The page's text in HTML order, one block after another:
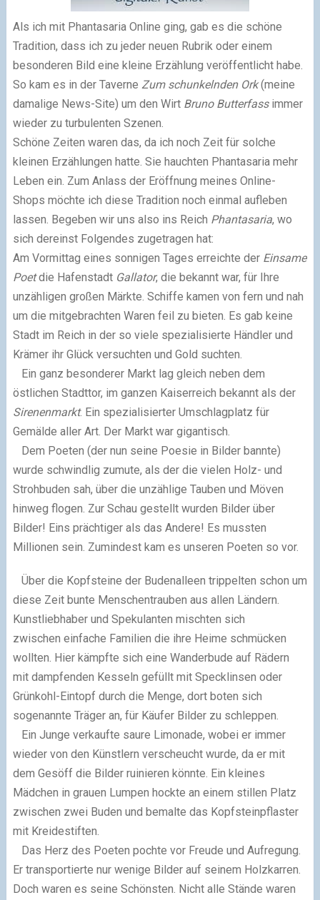
Als ich mit Phantasaria Online ging, gab es die schöne
Tradition, dass ich zu jeder neuen Rubrik oder einem
besonderen Bild eine kleine Erzählung veröffentlicht habe.
So kam es in der Taverne Zum schunkelnden Ork(meine
damalige News-Site) um den Wirt Bruno Butterfassimmer
wieder zu turbulenten Szenen.
Schöne Zeiten waren das, da ich noch Zeit für solche
kleinen Erzählungen hatte. Sie hauchten Phantasaria mehr
Leben ein. Zum Anlass der Eröffnung meines Online-
Shops möchte ich diese Tradition noch einmal aufleben
lassen. Begeben wir uns also ins Reich Phantasaria, wo
sich dereinst Folgendes zugetragen hat:
Am Vormittag eines sonnigen Tages erreichte der Einsame
Poetdie Hafenstadt Gallator, die bekannt war, für Ihre
unzähligen großen Märkte. Schiffe kamen von fern und nah
um die mitgebrachten Waren feil zu bieten. Es gab keine
Stadt im Reich in der so viele spezialisierte Händler und
Krämer ihr Glück versuchten und Gold suchten.
Ein ganz besonderer Markt lag gleich neben dem
östlichen Stadttor, im ganzen Kaiserreich bekannt als der
Sirenenmarkt. Ein spezialisierter Umschlagplatz für
Gemälde aller Art. Der Markt war gigantisch.
Dem Poeten (der nun seine Poesie in Bilder bannte)
wurde schwindlig zumute, als der die vielen Holz- und
Strohbuden sah, über die unzählige Tauben und Möven
hinweg flogen. Zur Schau gestellt wurden Bilder über
Bilder! Eins prächtiger als das Andere! Es mussten
Millionen sein. Zumindest kam es unseren Poeten so vor.
Über die Kopfsteine der Budenalleen trippelten schon um
diese Zeit bunte Menschentrauben aus allen Ländern.
Kunstliebhaber und Spekulanten mischten sich
zwischen einfache Familien die ihre Heime schmücken
wollten. Hier kämpfte sich eine Wanderbude auf Rädern
mit dampfenden Kesseln gefüllt mit Specklinsen oder
Grünkohl-Eintopf durch die Menge, dort boten sich
sogenannte Träger an, für Käufer Bilder zu schleppen.
Ein Junge verkaufte saure Limonade, wobei er immer
wieder von den Künstlern verscheucht wurde, da er mit
dem Gesöff die Bilder ruinieren könnte. Ein kleines
Mädchen in grauen Lumpen hockte an einem stillen Platz
zwischen zwei Buden und bemalte das Kopfsteinpflaster
mit Kreidestiften.
Das Herz des Poeten pochte vor Freude und Aufregung.
Er transportierte nur wenige Bilder auf seinem Holzkarren.
Doch waren es seine Schönsten. Nicht alle Stände waren